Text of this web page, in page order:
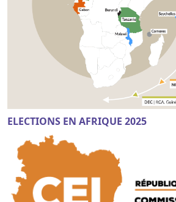
ELECTIONS EN AFRIQUE 2025